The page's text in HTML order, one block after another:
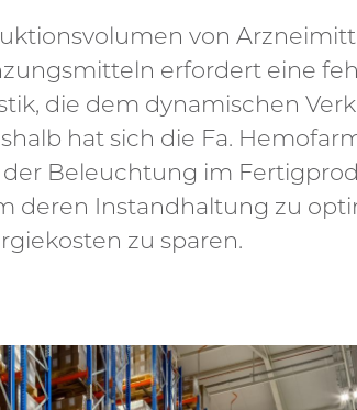
von
erfordert eine
die dem dynamischen
hat sich die Fa.
Beleuchtung im
deren Instandhaltung zu
zu sparen.